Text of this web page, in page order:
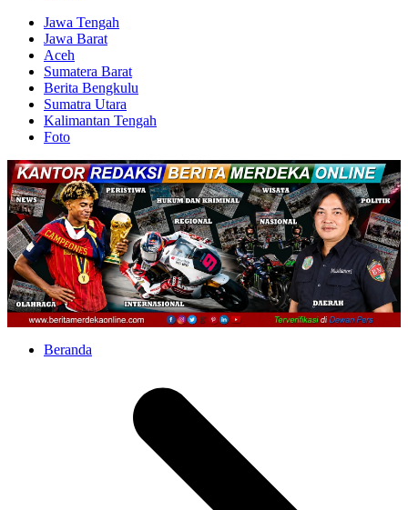
Jawa Tengah
Jawa Barat
Aceh
Sumatera Barat
Berita Bengkulu
Sumatra Utara
Kalimantan Tengah
Foto
Beranda